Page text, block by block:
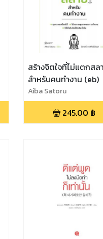
สร้างจิตใจที่ไม่แตกสล
สำหรับคนทำงาน (eb)
Aiba Satoru
245.00 ฿